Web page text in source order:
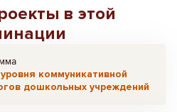
в этой
коммуникативной
дошкольных учреждений